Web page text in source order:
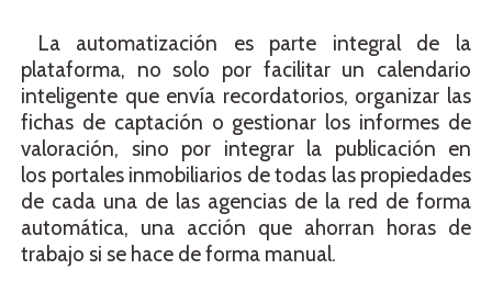
La automatización es parte integral de la
plataforma, no solo por facilitar un calendario
inteligente que envía recordatorios, organizar las
fichas de captación o gestionar los informes de
valoración, sino por integrar la publicación en
los portales inmobiliarios de todas las propiedades
de cada una de las agencias de la red de forma
automática, una acción que ahorran horas de
trabajo si se hace de forma manual.